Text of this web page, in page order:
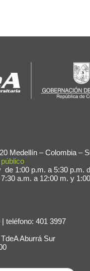
Medellín – Colombia –
de 1:00 p.m. a 5:30 p.m.
a.m. a 12:00 m. y
teléfono: 401 3997
Aburrá Sur